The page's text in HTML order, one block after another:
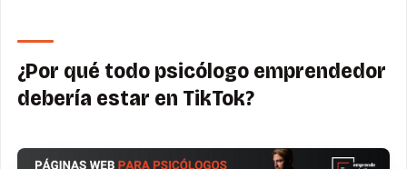
¿Por qué todo psicólogo emprendedor
debería estar en TikTok?